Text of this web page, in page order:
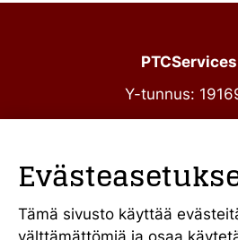
Y-tunnus:
Vaihde 010 34
Tämä sivusto käyttää
välttämättömiä ja osaa